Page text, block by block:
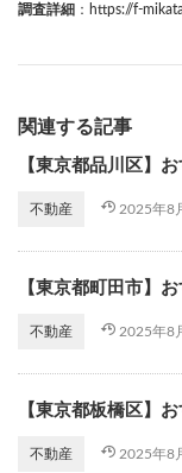
調査詳細 ： https://f-
関連する記事
【東京都品川区】
不動産 2025年8
【東京都町田市】
不動産 2025年8
【東京都板橋区】
不動産 2025年8